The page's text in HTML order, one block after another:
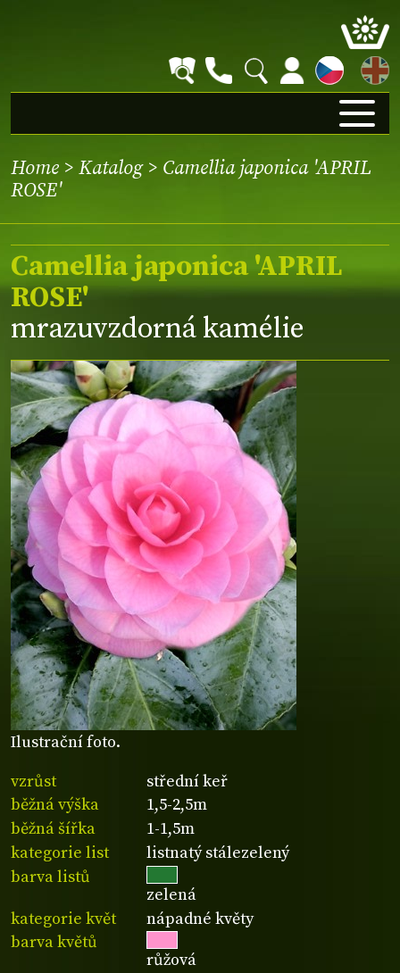
EN
Home > Katalog> Camellia japonica 'APRIL
ROSE'
Ilustrační foto.
Camellia japonica 'APRIL
ROSE'
mrazuvzdorná kamélie
vzrůst
střední keř
běžná výška
1,5-2,5m
běžná šířka
1-1,5m
kategorie list
listnatý stálezelený
barva listů
zelená
kategorie květ
nápadné květy
barva květů
růžová